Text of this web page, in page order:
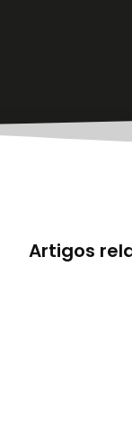
Artigos